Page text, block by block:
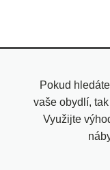
Pokud
vaše obydlí,
Využijte